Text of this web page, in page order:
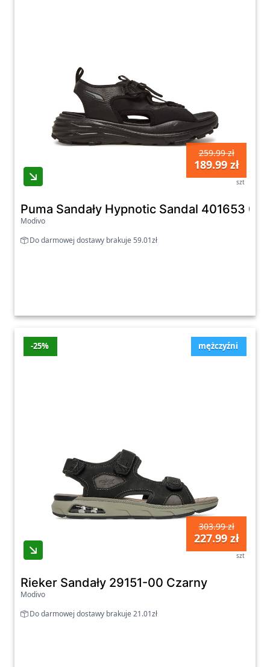
259.99 zł
189.99 zł
szt
Puma Sandały Hypnotic Sandal 401653 01
Modivo
Do darmowej dostawy brakuje 59.01zł
mężczyźni
-25%
303.99 zł
227.99 zł
szt
Rieker Sandały 29151-00 Czarny
Modivo
Do darmowej dostawy brakuje 21.01zł